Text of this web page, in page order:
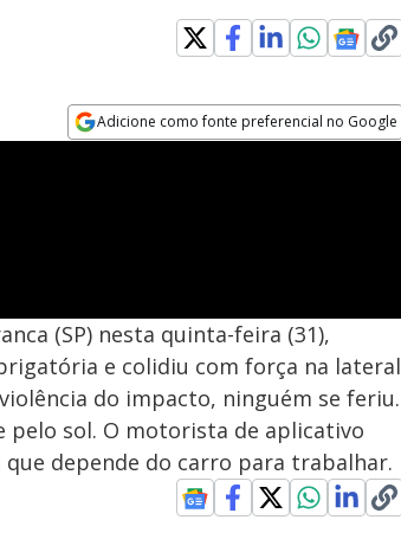
Adicione como fonte preferencial no Google
(SP) nesta quinta-feira (31),
e colidiu com força na lateral
do impacto, ninguém se feriu.
pelo sol. O motorista de aplicativo
depende do carro para trabalhar.